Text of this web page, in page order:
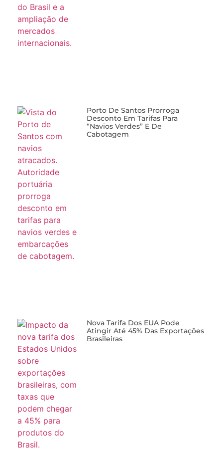
Porto De Santos Prorroga
Desconto Em Tarifas Para
“navios Verdes” E De
Cabotagem
Nova Tarifa Dos EUA Pode
Atingir Até 45% Das Exportações
Brasileiras